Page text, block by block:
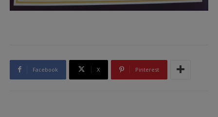
Facebook X Pinterest